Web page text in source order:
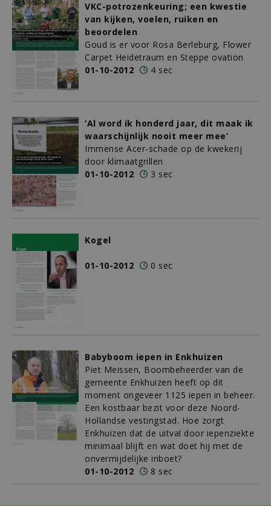
VKC-potrozenkeuring; een kwestie
van kijken, voelen, ruiken en
beoordelen
Goud is er voor Rosa Berleburg, Flower
Carpet Heidetraum en Steppe ovation
01-10-2012
4 sec
‘Al word ik honderd jaar, dit maak ik
waarschijnlijk nooit meer mee’
Immense Acer-schade op de kwekerij
door klimaatgrillen
01-10-2012
3 sec
Kogel
01-10-2012 0 sec
Babyboom iepen in Enkhuizen
Piet Meissen, Boombeheerder van de
gemeente Enkhuizen heeft op dit
moment ongeveer 1125 iepen in beheer.
Een kostbaar bezit voor deze Noord-
Hollandse vestingstad. Hoe zorgt
Enkhuizen dat de uitval door iepenziekte
minimaal blijft en wat doet hij met de
onvermijdelijke inboet?
01-10-2012
8 sec